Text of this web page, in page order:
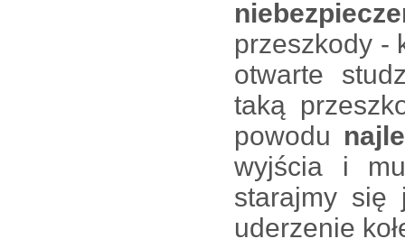
przeszkody -
otwarte
taką
powodu
wyjścia i
starajmy się
uderzenie